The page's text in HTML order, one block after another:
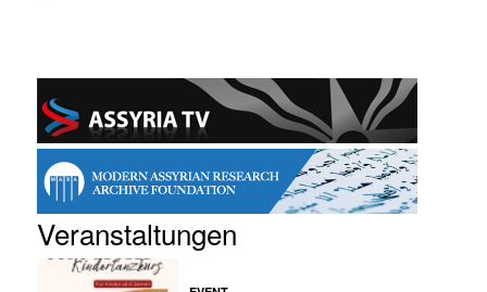
Veranstaltungen